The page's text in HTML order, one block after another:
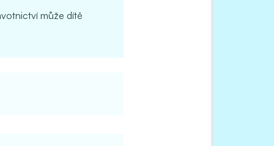
může dítě